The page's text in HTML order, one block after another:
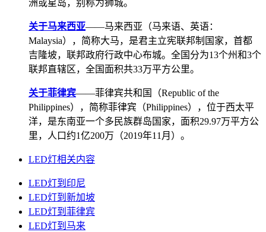
洲或星岛，别称为狮城。
关于马来西亚——马来西亚（马来语、英语：
Malaysia），简称大马，是君主立宪联邦制国家，首都
吉隆坡，联邦政府行政中心布城。全国分为13个州和3个
联邦直辖区，全国面积共33万平方公里。
关于菲律宾——菲律宾共和国（Republic of the
Philippines），简称菲律宾（Philippines），位于西太平
洋，是东南亚一个多民族群岛国家，面积29.97万平方公
里，人口约1亿200万（2019年11月）。
LED灯相关内容
LED灯到印尼
LED灯到新加坡
LED灯到菲律宾
LED灯到马来